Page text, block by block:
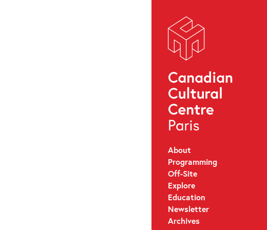
About
Programming
Off-Site
Explore
Education
Newsletter
Archives